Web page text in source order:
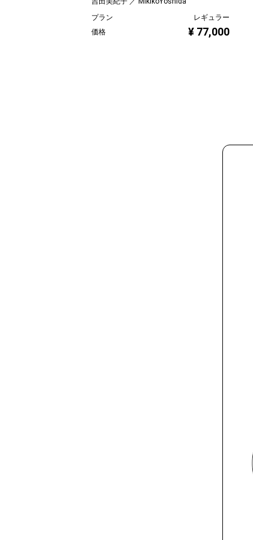
プラン
レギュラー
価格
¥ 77,000